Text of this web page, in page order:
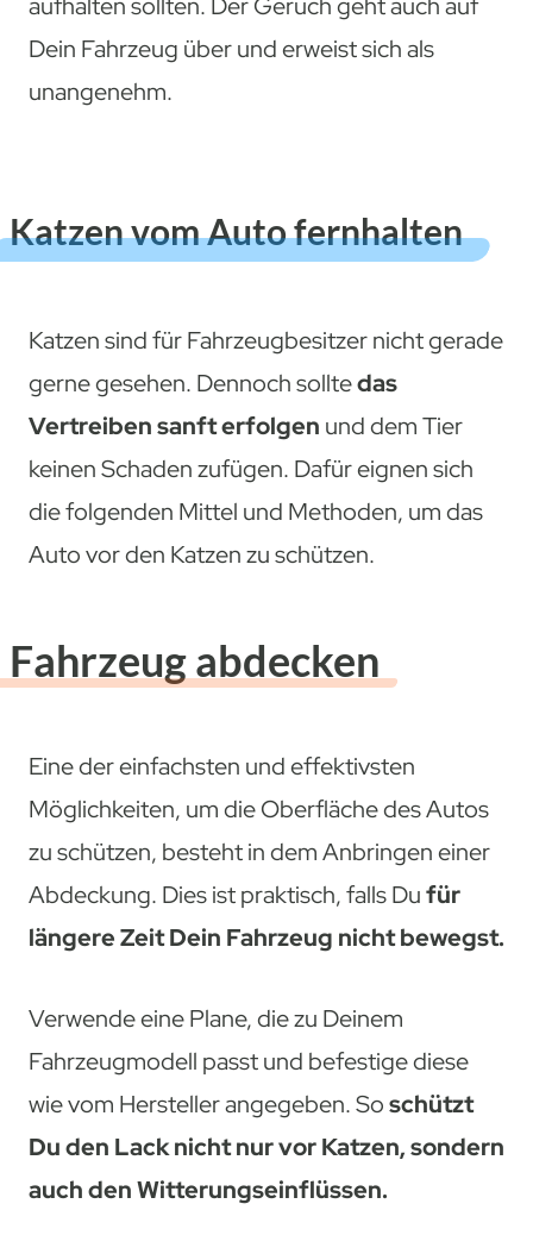
aufhalten sollten. Der Geruch geht auch auf
Dein Fahrzeug über und erweist sich als
unangenehm.
Katzen vom Auto fernhalten
Katzen sind für Fahrzeugbesitzer nicht gerade
gerne gesehen. Dennoch solltedas
Vertreiben sanft erfolgen und dem Tier
keinen Schaden zufügen. Dafür eignen sich
die folgenden Mittel und Methoden, um das
Auto vor den Katzen zu schützen.
Fahrzeug abdecken
Eine der einfachsten und effektivsten
Möglichkeiten, um die Oberfläche des Autos
zu schützen, besteht in dem Anbringen einer
Abdeckung. Dies ist praktisch, falls Dufür
längere Zeit Dein Fahrzeug nicht bewegst.
Verwende eine Plane, die zu Deinem
Fahrzeugmodell passt und befestige diese
wie vom Hersteller angegeben. Soschützt
Du den Lack nicht nur vor Katzen, sondern
auch den Witterungseinflüssen.